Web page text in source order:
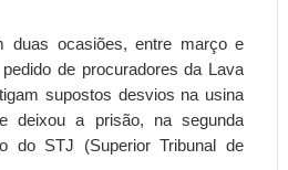
duas ocasiões, entre março e
de procuradores da Lava
supostos desvios na usina
deixou a prisão, na segunda
do STJ (Superior Tribunal de